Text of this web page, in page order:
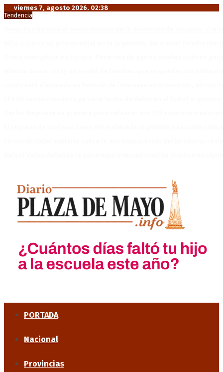
viernes 7, agosto 2026. 02:38
Tendencia
PORTADA
Nacional
Provincias